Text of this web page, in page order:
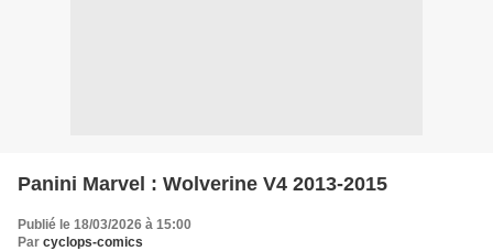
Panini Marvel : Wolverine V4 2013-2015
Publié le 18/03/2026 à 15:00
Par cyclops-comics